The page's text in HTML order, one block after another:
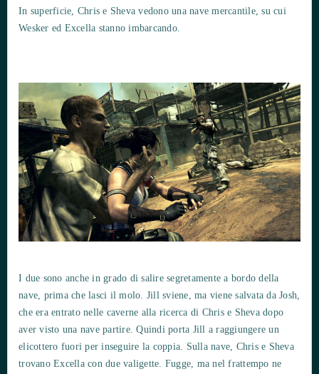
In superficie, Chris e Sheva vedono una nave mercantile, su cui
Wesker ed Excella stanno imbarcando.
I due sono anche in grado di salire segretamente a bordo della
nave, prima che lasci il molo. Jill sviene, ma viene salvata da Josh,
che era entrato nelle caverne alla ricerca di Chris e Sheva dopo
aver visto una nave partire. Quindi porta Jill a raggiungere un
elicottero fuori per inseguire la coppia. Sulla nave, Chris e Sheva
trovano Excella con due valigette. Fugge, ma nel frattempo ne